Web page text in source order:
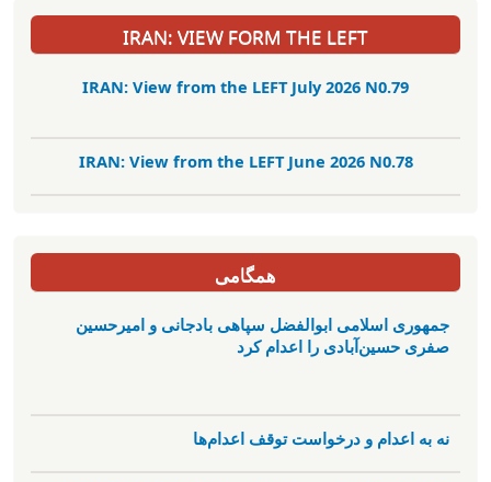
IRAN: VIEW FORM THE LEFT
IRAN: View from the LEFT July 2026 N0.79
IRAN: View from the LEFT June 2026 N0.78
همگامی
جمهوری اسلامی ابوالفضل سپاهی بادجانی و امیرحسین
صفری حسین‌آبادی را اعدام کرد
نه به اعدام و درخواست توقف اعدام‌ها